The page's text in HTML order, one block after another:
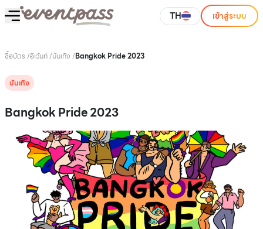
TH เข้าสู่ระบบ
ซื้อบัตร /อีเว้นท์/บันเทิง /Bangkok Pride 2023
บันเทิง
Bangkok Pride 2023